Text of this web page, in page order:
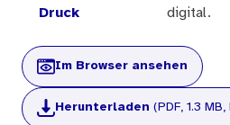
Druck
digital.
Im Browser ansehen
Herunterladen (PDF, 1.3